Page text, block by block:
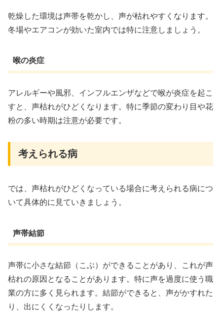
乾燥した環境は声帯を乾かし、声が枯れやすくなります。
冬場やエアコンが効いた室内では特に注意しましょう。
喉の炎症
アレルギーや風邪、インフルエンザなどで喉が炎症を起こ
すと、声枯れがひどくなります。特に季節の変わり目や花
粉の多い時期は注意が必要です。
考えられる病
では、声枯れがひどくなっている場合に考えられる病につ
いて具体的に見ていきましょう。
声帯結節
声帯に小さな結節（こぶ）ができることがあり、これが声
枯れの原因となることがあります。特に声を過度に使う職
業の方に多く見られます。結節ができると、声がかすれた
り、出にくくなったりします。